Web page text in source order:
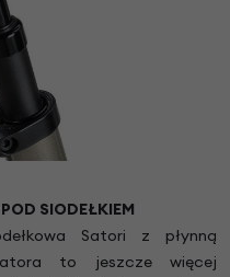
SIODEŁKIEM
Satori z płynną
to jeszcze więcej